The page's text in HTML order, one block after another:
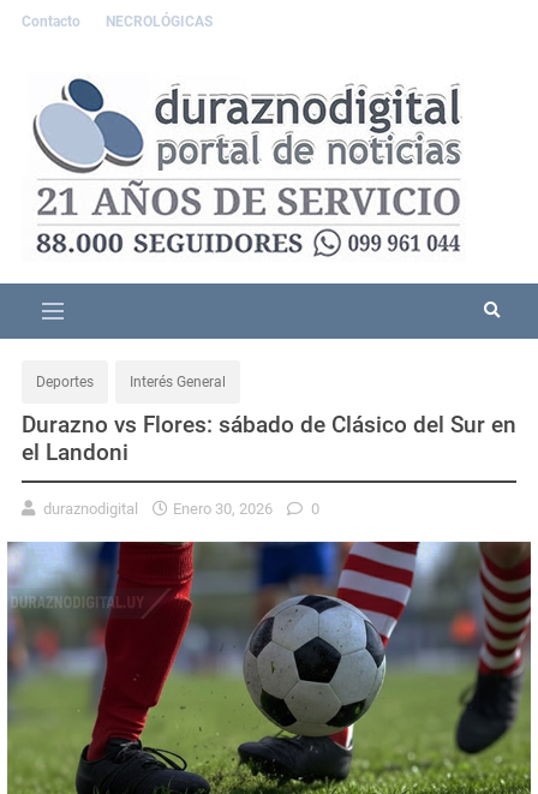
Contacto NECROLÓGICAS
Deportes Interés General
Durazno vs Flores: sábado de Clásico del Sur en
el Landoni
duraznodigital Enero 30, 2026 0